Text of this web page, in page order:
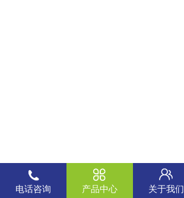
电话咨询 产品中心 关于我们